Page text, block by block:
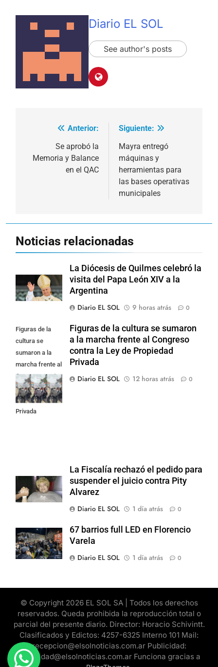
Diario EL SOL
See author's posts
Navegación
entradas
Anterior:
Se aprobó la
Memoria y Balance
en el QAC
Siguiente:
Mayra entregó
máquinas y
herramientas para
las bases operativas
municipales
Noticias relacionadas
La Diócesis de Quilmes celebró la
visita del Papa León XIV a la
Argentina
Diario EL SOL
9 horas atrás 0
Figuras de la
cultura se
sumaron a la
marcha frente al
Congreso contra
la Ley de
Propiedad
Privada
Figuras de la cultura se sumaron
a la marcha frente al Congreso
contra la Ley de Propiedad
Privada
Diario EL SOL
12 horas atrás 0
La Fiscalía rechazó el pedido para
suspender el juicio contra Pity
Alvarez
Diario EL SOL
1 día atrás 0
67 barrios full LED en Florencio
Varela
Diario EL SOL
1 día atrás 0
© Copyright 2026 EL SOL SA | Todos los derechos
reservados. Queda prohibida la reproducción total o
parcial del presente diario. Director: Horacio Schivintt.
Clasificados y Edictos: 4257-6325 Interno 101 Mail:
recepcion@elsolnoticias.com.ar Publicidad:
publicidad@elsolnoticias.com.ar Funciona gracias a